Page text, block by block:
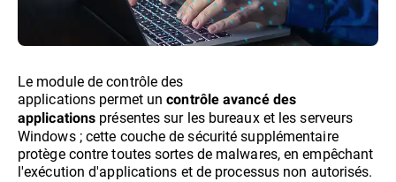
Le module de contrôle des
applications permet uncontrôle avancé des
applications présentes sur les bureaux et les serveurs
Windows ; cette couche de sécurité supplémentaire
protège contre toutes sortes de malwares, en empêchant
l'exécution d'applications et de processus non autorisés.